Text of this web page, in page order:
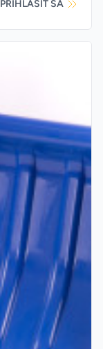
PRIHLÁSIŤ SA